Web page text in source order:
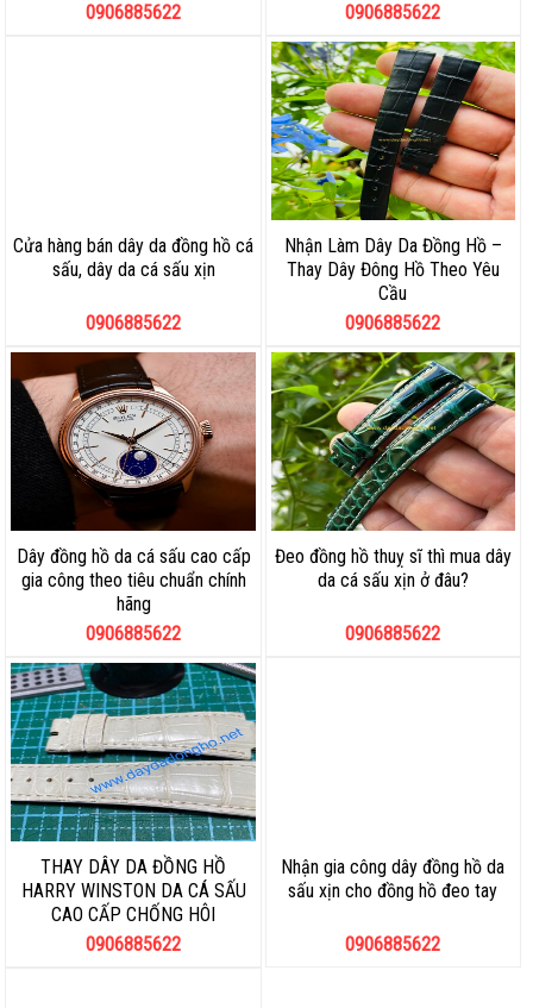
0906885622 0906885622
Cửa hàng bán dây da đồng hồ cá
sấu, dây da cá sấu xịn
0906885622
Nhận Làm Dây Da Đồng Hồ –
Thay Dây Đông Hồ Theo Yêu
Cầu
0906885622
Dây đồng hồ da cá sấu cao cấp
gia công theo tiêu chuẩn chính
hãng
0906885622
Đeo đồng hồ thuỵ sĩ thì mua dây
da cá sấu xịn ở đâu?
0906885622
THAY DÂY DA ĐỒNG HỒ
HARRY WINSTON DA CÁ SẤU
CAO CẤP CHỐNG HÔI
0906885622
Nhận gia công dây đồng hồ da
sấu xịn cho đồng hồ đeo tay
0906885622